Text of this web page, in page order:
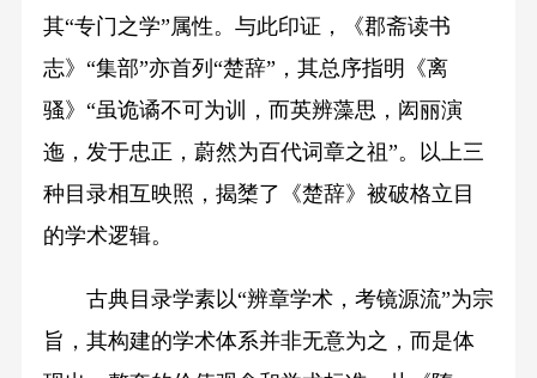
其“专门之学”属性。与此印证，《郡斋读书
志》“集部”亦首列“楚辞”，其总序指明《离
骚》“虽诡谲不可为训，而英辨藻思，闳丽演
迤，发于忠正，蔚然为百代词章之祖”。以上三
种目录相互映照，揭橥了《楚辞》被破格立目
的学术逻辑。
古典目录学素以“辨章学术，考镜源流”为宗
旨，其构建的学术体系并非无意为之，而是体